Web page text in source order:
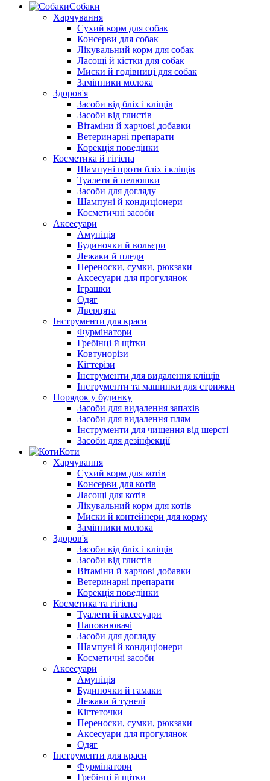
Собаки
Харчування
Сухий корм для собак
Консерви для собак
Лікувальний корм для собак
Ласощі й кістки для собак
Миски й годівниці для собак
Замінники молока
Здоров'я
Засоби від бліх і кліщів
Засоби від глистів
Вітаміни й харчові добавки
Ветеринарні препарати
Корекція поведінки
Косметика й гігієна
Шампуні проти бліх і кліщів
Туалети й пелюшки
Засоби для догляду
Шампуні й кондиціонери
Косметичні засоби
Аксесуари
Амуніція
Будиночки й вольєри
Лежаки й пледи
Переноски, сумки, рюкзаки
Аксесуари для прогулянок
Іграшки
Одяг
Дверцята
Інструменти для краси
Фурмінатори
Гребінці й щітки
Ковтунорізи
Кігтерізи
Інструменти для видалення кліщів
Інструменти та машинки для стрижки
Порядок у будинку
Засоби для видалення запахів
Засоби для видалення плям
Інструменти для чищення від шерсті
Засоби для дезінфекції
Коти
Харчування
Сухий корм для котів
Консерви для котів
Ласощі для котів
Лікувальний корм для котів
Миски й контейнери для корму
Замінники молока
Здоров'я
Засоби від бліх і кліщів
Засоби від глистів
Вітаміни й харчові добавки
Ветеринарні препарати
Корекція поведінки
Косметика та гігієна
Туалети й аксесуари
Наповнювачі
Засоби для догляду
Шампуні й кондиціонери
Косметичні засоби
Аксесуари
Амуніція
Будиночки й гамаки
Лежаки й тунелі
Кігтеточки
Переноски, сумки, рюкзаки
Аксесуари для прогулянок
Одяг
Інструменти для краси
Фурмінатори
Гребінці й щітки